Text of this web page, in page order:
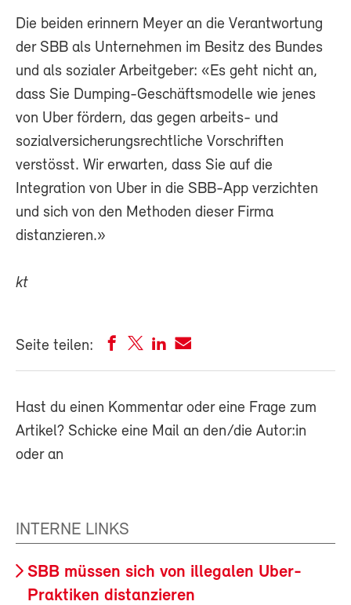
Die beiden erinnern Meyer an die Verantwortung
der SBB als Unternehmen im Besitz des Bundes
und als sozialer Arbeitgeber: «Es geht nicht an,
dass Sie Dumping-Geschäftsmodelle wie jenes
von Uber fördern, das gegen arbeits- und
sozialversicherungsrechtliche Vorschriften
verstösst. Wir erwarten, dass Sie auf die
Integration von Uber in die SBB-App verzichten
und sich von den Methoden dieser Firma
distanzieren.»
kt
Seite teilen:
Hast du einen Kommentar oder eine Frage zum
Artikel? Schicke eine Mail an den/die Autor:in
oder an
INTERNE LINKS
SBB müssen sich von illegalen Uber-
Praktiken distanzieren